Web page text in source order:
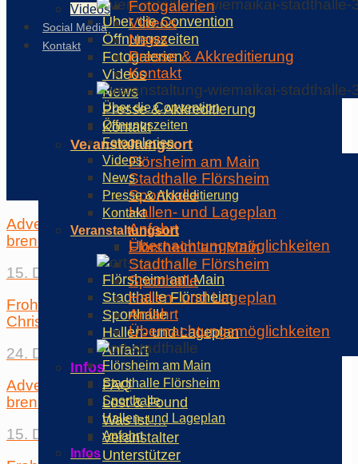
Videos
Social Media
Kontakt
Über die Convention
Öffnungszeiten
Fotogalerien
Videos
News
Presse & Akkreditierung
Kontakt
Veranstaltungsort
Flörsheim am Main
Stadthalle Flörsheim
Sporthalle
Hallen- und Lageplan
Anfahrt
Übernachtungsmöglichkeiten
Flörsheim am Main
Stadthalle Flörsheim
Sporthalle
Hallen- und Lageplan
Anfahrt
Infos
FAQ
Lost & Found
Was ist …
Veranstalter
Unterstützer
Fotogalerien
Videos
News
Presse & Akkreditierung
Kontakt
Über die Convention
Öffnungszeiten
Fotogalerien
Videos
News
Presse & Akkreditierung
Kontakt
Veranstaltungsort
Flörsheim am Main
Stadthalle Flörsheim
Sporthalle
Hallen- und Lageplan
Anfahrt
Übernachtungsmöglichkeiten
Flörsheim am Main
Stadthalle Flörsheim
Sporthalle
Hallen- und Lageplan
Anfahrt
Infos
Gewinnspiel:
Advent, Advent…
vier Lichtlein
brennen
Advent, Advent… drei Lichtlein
brennen
15. Dezember 2013
Frohe Weihnachten! Merry
Christmas! メリークリスマス
24. Dezember 2013
Advent, Advent… drei Lichtlein
brennen
15. Dezember 2013